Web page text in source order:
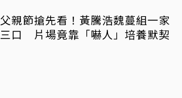
父親節搶先看！黃騰浩魏蔓組一家
三口 片場竟靠「嚇人」培養默契